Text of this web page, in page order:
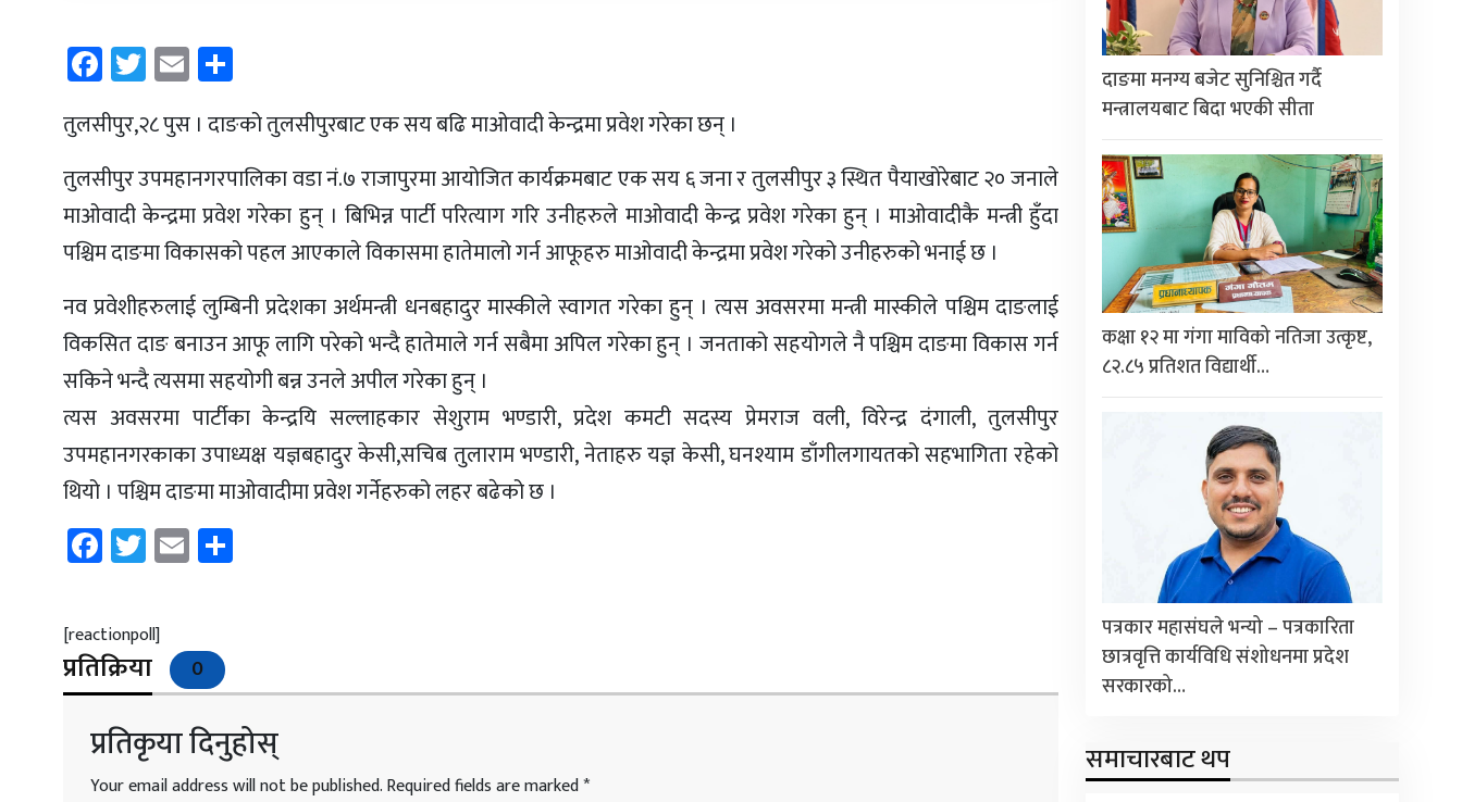
Facebook
Twitter
Email
तुलसीपुर,२८ पुस । दाङको तुलसीपुरबाट एक सय बढि माओवादी केन्द्रमा प्रवेश गरेका छन् ।
तुलसीपुर उपमहानगरपालिका वडा नं.७ राजापुरमा आयोजित कार्यक्रमबाट एक सय ६ जना र तुलसीपुर ३ स्थित पैयाखोरेबाट २० जनाले
माओवादी केन्द्रमा प्रवेश गरेका हुन् । बिभिन्न पार्टी परित्याग गरि उनीहरुले माओवादी केन्द्र प्रवेश गरेका हुन् । माओवादीकै मन्त्री हुँदा
पश्चिम दाङमा विकासको पहल आएकाले विकासमा हातेमालो गर्न आफूहरु माओवादी केन्द्रमा प्रवेश गरेको उनीहरुको भनाई छ ।
नव प्रवेशीहरुलाई लुम्बिनी प्रदेशका अर्थमन्त्री धनबहादुर मास्कीले स्वागत गरेका हुन् । त्यस अवसरमा मन्त्री मास्कीले पश्चिम दाङलाई
विकसित दाङ बनाउन आफू लागि परेको भन्दै हातेमाले गर्न सबैमा अपिल गरेका हुन् । जनताको सहयोगले नै पश्चिम दाङमा विकास गर्न
सकिने भन्दै त्यसमा सहयोगी बन्न उनले अपील गरेका हुन् ।
त्यस अवसरमा पार्टीका केन्द्रयि सल्लाहकार सेशुराम भण्डारी, प्रदेश कमटी सदस्य प्रेमराज वली, विरेन्द्र दंगाली, तुलसीपुर
उपमहानगरकाका उपाध्यक्ष यज्ञबहादुर केसी,सचिब तुलाराम भण्डारी, नेताहरु यज्ञ केसी, घनश्याम डाँगीलगायतको सहभागिता रहेको
थियो । पश्चिम दाङमा माओवादीमा प्रवेश गर्नेहरुको लहर बढेको छ ।
Facebook
Twitter
Email
[reactionpoll]
प्रतिक्रिया 0
प्रतिकृया दिनुहोस्
Your email address will not be published.Required fields are marked*
दाङमा मनग्य बजेट सुनिश्चित गर्दै
मन्त्रालयबाट बिदा भएकी सीता
कक्षा १२ मा गंगा माविको नतिजा उत्कृष्ट,
८२.८५ प्रतिशत विद्यार्थी…
पत्रकार महासंघले भन्यो – पत्रकारिता
छात्रवृत्ति कार्यविधि संशोधनमा प्रदेश
सरकारको…
समाचारबाट थप